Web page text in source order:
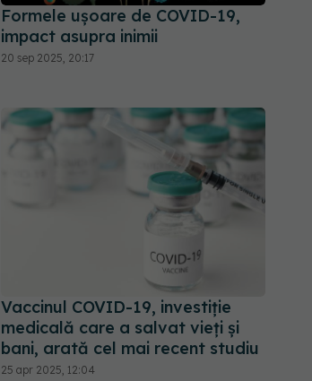
Formele ușoare de COVID-19,
impact asupra inimii
20 sep 2025, 20:17
Vaccinul COVID-19, investiție
medicală care a salvat vieți și
bani, arată cel mai recent studiu
25 apr 2025, 12:04